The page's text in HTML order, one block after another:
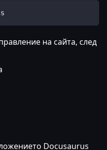
на сайта, след
Docusaurus